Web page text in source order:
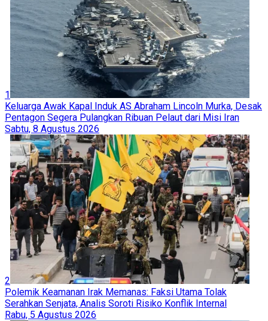
1
Keluarga Awak Kapal Induk AS Abraham Lincoln Murka, Desak
Pentagon Segera Pulangkan Ribuan Pelaut dari Misi Iran
Sabtu, 8 Agustus 2026
2
Polemik Keamanan Irak Memanas: Faksi Utama Tolak
Serahkan Senjata, Analis Soroti Risiko Konflik Internal
Rabu, 5 Agustus 2026